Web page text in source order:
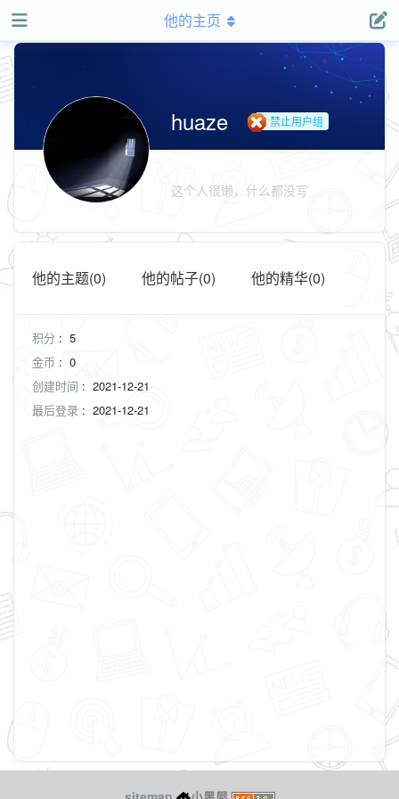
他的主页
huaze 禁止用户组
这个人很懒，什么都没写
他的主题(0) 他的帖子(0) 他的精华(0)
积分 : 5
金币 : 0
创建时间 : 2021-12-21
最后登录 : 2021-12-21